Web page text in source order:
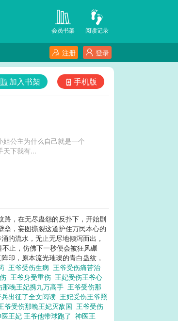
阅读记录
会员书架
登录
注册
手机版
加入书架
公主为什么自己就是一个
天下我有...
路，在无尽蛊怨的反扑下，开始剧
，妄图撕裂这道护住万民本心的
的流水，无止无尽地倾泻而出，
止，仿佛下一秒便会被狂风碾
印，原本流光璀璨的青白蛊纹，
王爷受伤生病 王爷受伤痛苦治
王爷身受重伤 王妃受伤王爷心
那晚王妃携九万高手 王爷受伤那
出征了全文阅读 王妃受伤王爷照
爷受伤那晚王妃灭敌国 王爷受伤
王妃 王爷他带球跑了 神医王